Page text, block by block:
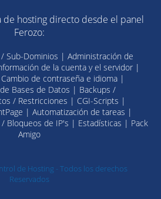
hosting directo desde el panel
Ferozo:
Sub-Dominios | Administración de
de la cuenta y el servidor |
de contraseña e idioma |
Bases de Datos | Backups /
/ Restricciones | CGI-Scripts |
| Automatización de tareas |
Bloqueos de IP's | Estadísticas | Pack
Amigo
de Hosting - Todos los derechos
Reservados